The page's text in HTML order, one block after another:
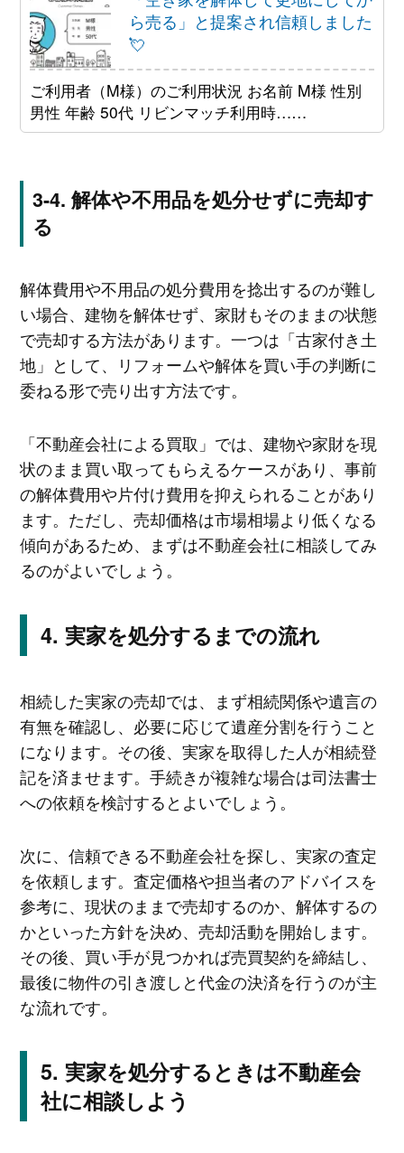
ら売る」と提案され信頼しました
💘
ご利用者（M様）のご利用状況 お名前 M様 性別
男性 年齢 50代 リビンマッチ利用時……
解体や不用品を処分せずに売却す
る
解体費用や不用品の処分費用を捻出するのが難し
い場合、建物を解体せず、家財もそのままの状態
で売却する方法があります。一つは「古家付き土
地」として、リフォームや解体を買い手の判断に
委ねる形で売り出す方法です。
「不動産会社による買取」では、建物や家財を現
状のまま買い取ってもらえるケースがあり、事前
の解体費用や片付け費用を抑えられることがあり
ます。ただし、売却価格は市場相場より低くなる
傾向があるため、まずは不動産会社に相談してみ
るのがよいでしょう。
実家を処分するまでの流れ
相続した実家の売却では、まず相続関係や遺言の
有無を確認し、必要に応じて遺産分割を行うこと
になります。その後、実家を取得した人が相続登
記を済ませます。手続きが複雑な場合は司法書士
への依頼を検討するとよいでしょう。
次に、信頼できる不動産会社を探し、実家の査定
を依頼します。査定価格や担当者のアドバイスを
参考に、現状のままで売却するのか、解体するの
かといった方針を決め、売却活動を開始します。
その後、買い手が見つかれば売買契約を締結し、
最後に物件の引き渡しと代金の決済を行うのが主
な流れです。
実家を処分するときは不動産会
社に相談しよう